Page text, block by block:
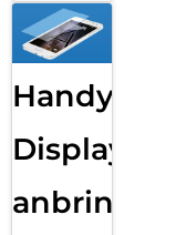
Handy
Displayfolie
anbringen